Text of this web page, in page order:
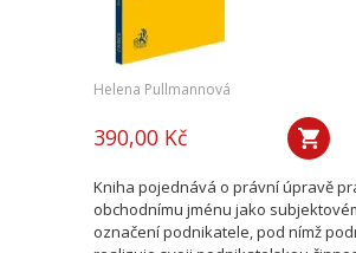
Helena Pullmannová
390,00 Kč
Kniha pojednává o právní úpravě
obchodnímu jménu jako
označení podnikatele, pod nímž